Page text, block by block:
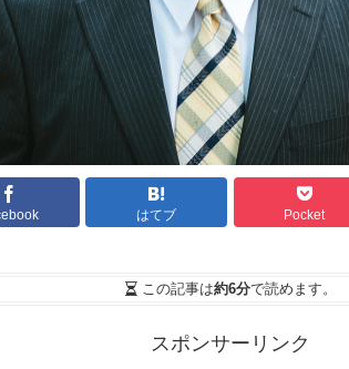
はてブ Pocket
この記事は約6分で読めます。
スポンサーリンク